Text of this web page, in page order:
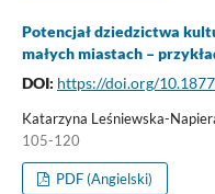
Potencjał dziedzictwa
małych miastach –
DOI: https://doi.org/
Katarzyna Leśniewska-
105-120
PDF (Angielski)